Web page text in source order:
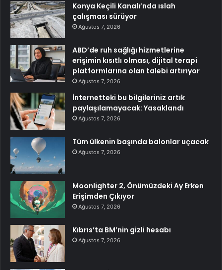
Konya Keçili Kanalı’nda ıslah
çalışması sürüyor
Ağustos 7, 2026
ABD’de ruh sağlığı hizmetlerine
erişimin kısıtlı olması, dijital terapi
platformlarına olan talebi artırıyor
Ağustos 7, 2026
İnternetteki bu bilgileriniz artık
paylaşılamayacak: Yasaklandı
Ağustos 7, 2026
Tüm ülkenin başında balonlar uçacak
Ağustos 7, 2026
Moonlighter 2, Önümüzdeki Ay Erken
Erişimden Çıkıyor
Ağustos 7, 2026
Kıbrıs’ta BM’nin gizli hesabı
Ağustos 7, 2026